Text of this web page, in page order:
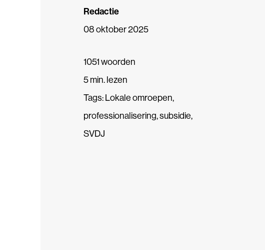
Redactie
08 oktober 2025
1051 woorden
5 min. lezen
Tags:Lokale omroepen,
professionalisering,subsidie,
SVDJ